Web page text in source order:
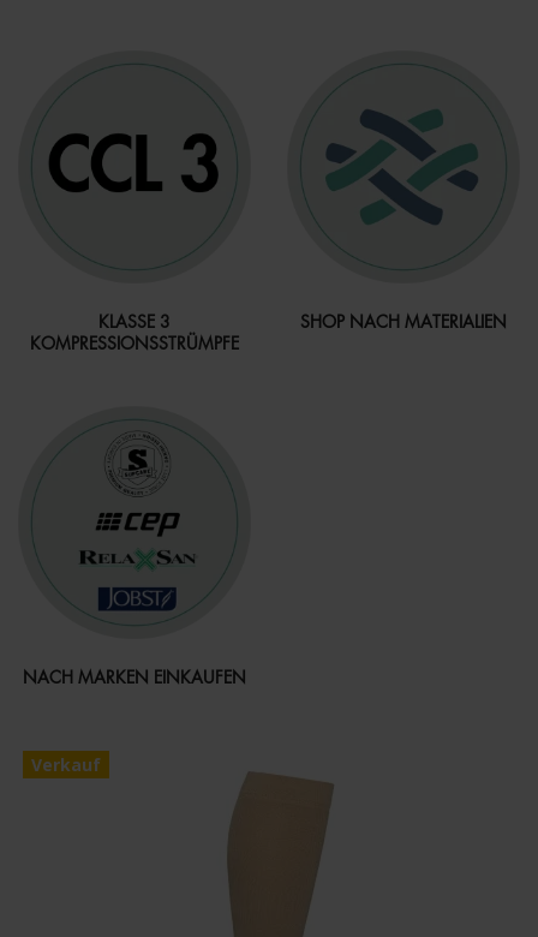
KLASSE 3
KOMPRESSIONSSTRÜMPFE
SHOP NACH MATERIALIEN
NACH MARKEN EINKAUFEN
Verkauf